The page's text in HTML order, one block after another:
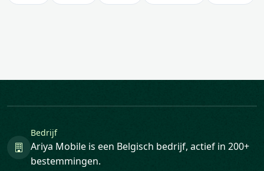
Bedrijf
Ariya Mobile is een Belgisch bedrijf, actief in 200+
bestemmingen.